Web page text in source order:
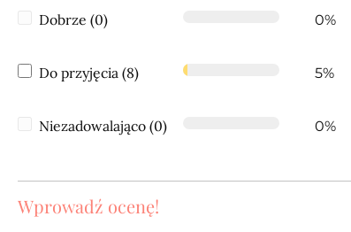
Dobrze (0) 0%
Do przyjęcia (8) 5%
Niezadowalająco (0) 0%
Wprowadź ocenę!